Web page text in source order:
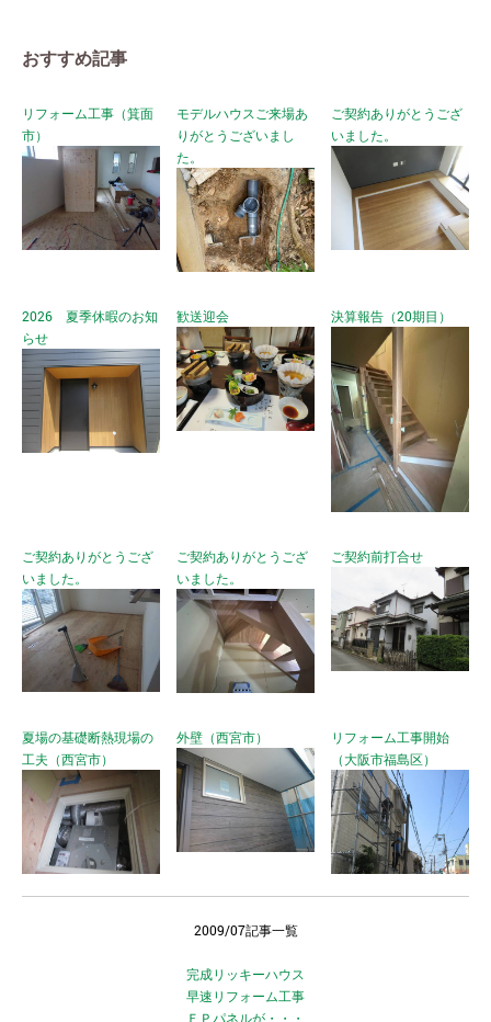
おすすめ記事
リフォーム工事（箕面
市）
モデルハウスご来場あ
りがとうございまし
た。
ご契約ありがとうござ
いました。
2026 夏季休暇のお知
らせ
歓送迎会 決算報告（20期目）
ご契約ありがとうござ
いました。
ご契約ありがとうござ
いました。
ご契約前打合せ
夏場の基礎断熱現場の
工夫（西宮市）
外壁（西宮市）
リフォーム工事開始
（大阪市福島区）
2009/07記事一覧
完成リッキーハウス
早速リフォーム工事
ＦＰパネルが・・・